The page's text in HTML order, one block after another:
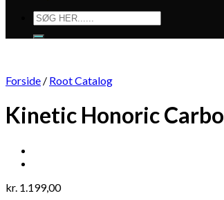
Søg
efter:
Forside / Root Catalog
Kinetic Honoric
kr. 1.199,00